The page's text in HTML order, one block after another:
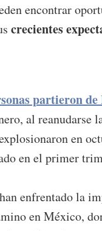
encontrar
crecientes
partieron
al reanudarse
en
en el primer
enfrentado la
en México,